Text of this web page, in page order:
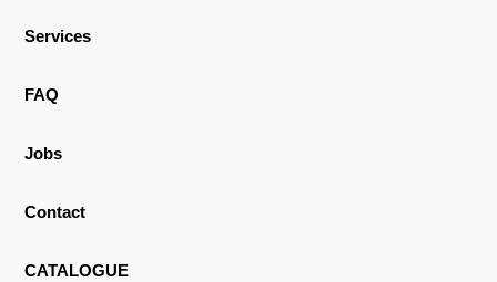
Services
FAQ
Jobs
Contact
CATALOGUE